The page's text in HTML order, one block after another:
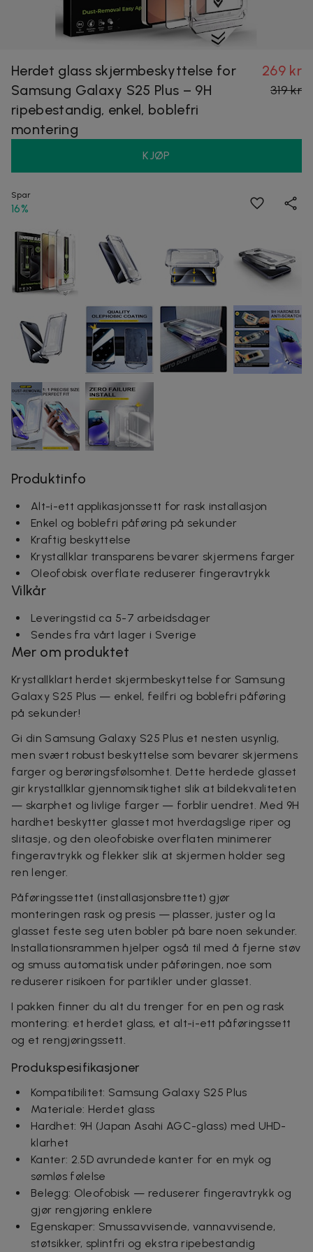
Herdet glass skjermbeskyttelse for
Samsung Galaxy S25 Plus – 9H
ripebestandig, enkel, boblefri
montering
269 kr
319 kr
KJØP
Spar
16%
Produktinfo
Alt-i-ett applikasjonssett for rask installasjon
Enkel og boblefri påføring på sekunder
Kraftig beskyttelse
Krystallklar transparens bevarer skjermens farger
Oleofobisk overflate reduserer fingeravtrykk
Vilkår
Leveringstid ca 5-7 arbeidsdager
Sendes fra vårt lager i Sverige
Mer om produktet
Krystallklart herdet skjermbeskyttelse for Samsung
Galaxy S25 Plus — enkel, feilfri og boblefri påføring
på sekunder!
Gi din Samsung Galaxy S25 Plus et nesten usynlig,
men svært robust beskyttelse som bevarer skjermens
farger og berøringsfølsomhet. Dette herdede glasset
gir krystallklar gjennomsiktighet slik at bildekvaliteten
— skarphet og livlige farger — forblir uendret. Med 9H
hardhet beskytter glasset mot hverdagslige riper og
slitasje, og den oleofobiske overflaten minimerer
fingeravtrykk og flekker slik at skjermen holder seg
ren lenger.
Påføringssettet (installasjonsbrettet) gjør
monteringen rask og presis — plasser, juster og la
glasset feste seg uten bobler på bare noen sekunder.
Installationsrammen hjelper også til med å fjerne støv
og smuss automatisk under påføringen, noe som
reduserer risikoen for partikler under glasset.
I pakken finner du alt du trenger for en pen og rask
montering: et herdet glass, et alt-i-ett påføringssett
og et rengjøringssett.
Produkspesifikasjoner
Kompatibilitet: Samsung Galaxy S25 Plus
Materiale: Herdet glass
Hardhet: 9H (Japan Asahi AGC-glass) med UHD-
klarhet
Kanter: 2.5D avrundede kanter for en myk og
sømløs følelse
Belegg: Oleofobisk — reduserer fingeravtrykk og
gjør rengjøring enklere
Egenskaper: Smussavvisende, vannavvisende,
støtsikker, splintfri og ekstra ripebestandig